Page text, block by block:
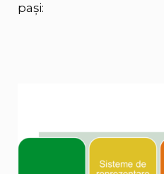
pași: